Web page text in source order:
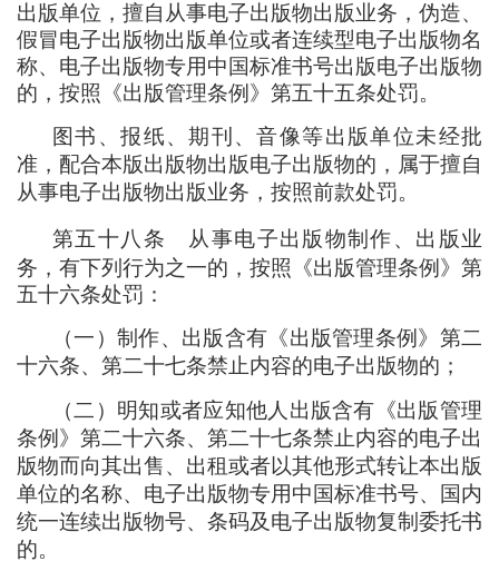
出版单位 ， 擅自从事电子出版物出版业务 ， 伪造、
假冒电子出版物出版单位或者连续型电子出版物名
称、电子出版物专用中国标准书号出版电子出版物
的 ， 按照《出版管理条例》第五十五条处罚。
图书、报纸、期刊、音像等出版单位未经批
准 ， 配合本版出版物出版电子出版物的 ， 属于擅自
从事电子出版物出版业务 ， 按照前款处罚。
第五十八条 从事电子出版物制作、出版业
务 ， 有下列行为之一的 ， 按照《出版管理条例》第
五十六条处罚 ：
（一 ） 制作、出版含有《出版管理条例》第二
十六条、第二十七条禁止内容的电子出版物的 ；
（二 ） 明知或者应知他人出版含有《出版管理
条例》第二十六条、第二十七条禁止内容的电子出
版物而向其出售、出租或者以其他形式转让本出版
单位的名称、电子出版物专用中国标准书号、国内
统一连续出版物号、条码及电子出版物复制委托书
的。